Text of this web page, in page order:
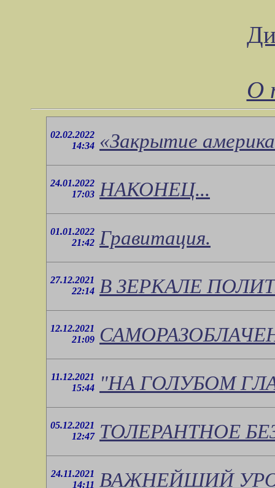
О
02.02.2022
14:34 «Закрытие
24.01.2022
17:03 НАКОНЕЦ...
01.01.2022
21:42 Гравитация.
27.12.2021
22:14 В ЗЕРКАЛЕ
12.12.2021
21:09
11.12.2021
15:44
"НА ГОЛУБОМ
05.12.2021
12:47 ТОЛЕРАНТНОЕ
24.11.2021
14:11
ВАЖНЕЙШИЙ